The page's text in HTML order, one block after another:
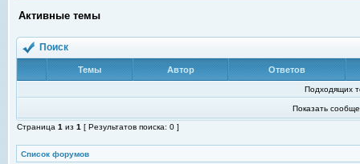
Активные темы
Поиск
Темы Автор Ответов
Подходящих
Показать
Страница 1 из 1 [ Результатов поиска: 0 ]
Список форумов